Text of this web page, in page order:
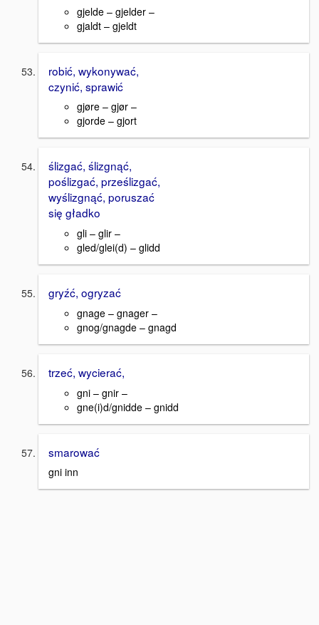
gjelde – gjelder –
gjaldt – gjeldt
robić, wykonywać,
czynić, sprawić
gjøre – gjør –
gjorde – gjort
ślizgać, ślizgnąć,
poślizgać, prześlizgać,
wyślizgnąć, poruszać
się gładko
gli – glir –
gled/glei(d) – glidd
gryźć, ogryzać
gnage – gnager –
gnog/gnagde – gnagd
trzeć, wycierać,
gni – gnir –
gne(i)d/gnidde – gnidd
smarować
gni inn